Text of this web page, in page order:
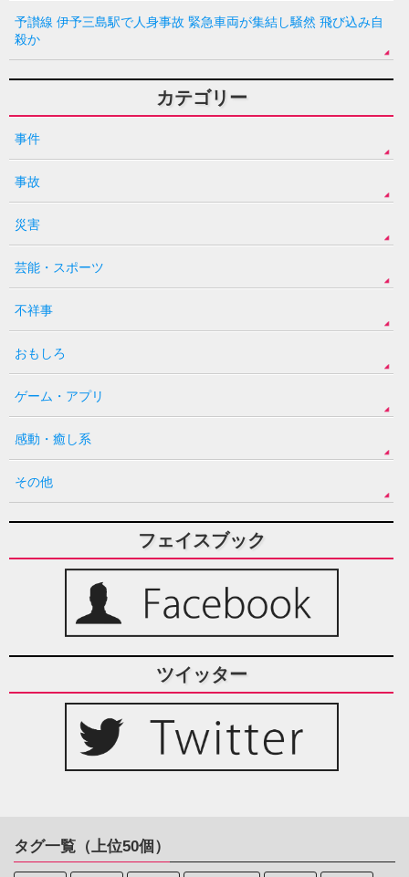
予讃線 伊予三島駅で人身事故 緊急車両が集結し騒然 飛び込み自
殺か
カテゴリー
事件
事故
災害
芸能・スポーツ
不祥事
おもしろ
ゲーム・アプリ
感動・癒し系
その他
フェイスブック
ツイッター
タグ一覧（上位50個）